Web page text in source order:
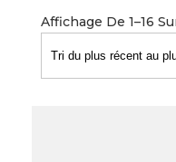
Affichage De 1–16